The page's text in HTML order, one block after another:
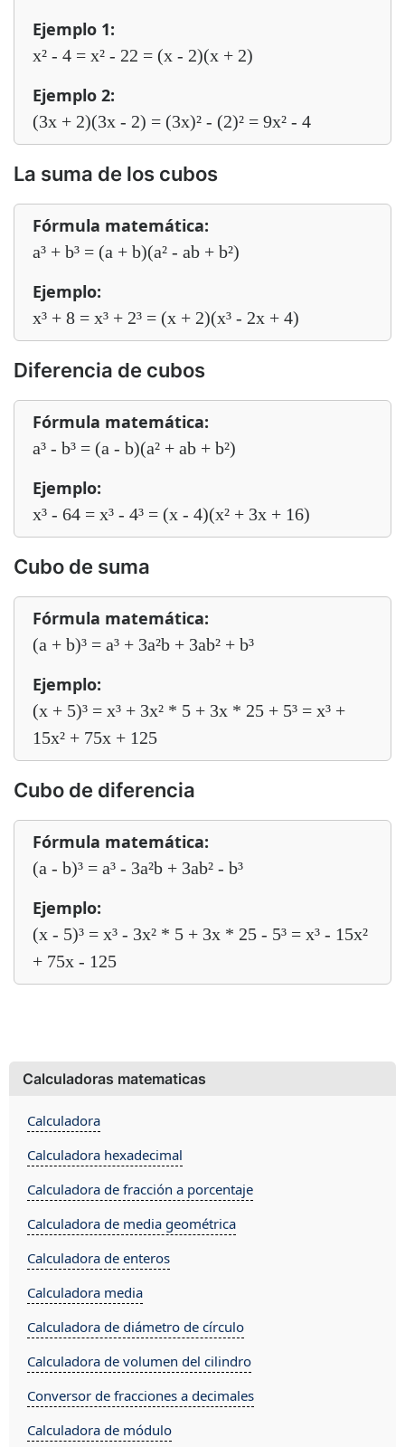
Ejemplo 1:
x² - 4 = x² - 22 = (x - 2)(x + 2)
Ejemplo 2:
(3x + 2)(3x - 2) = (3x)² - (2)² = 9x² - 4
La suma de los cubos
Fórmula matemática:
a³ + b³ = (a + b)(a² - ab + b²)
Ejemplo:
x³ + 8 = x³ + 2³ = (x + 2)(x³ - 2x + 4)
Diferencia de cubos
Fórmula matemática:
a³ - b³ = (a - b)(a² + ab + b²)
Ejemplo:
x³ - 64 = x³ - 4³ = (x - 4)(x² + 3x + 16)
Cubo de suma
Fórmula matemática:
(a + b)³ = a³ + 3a²b + 3ab² + b³
Ejemplo:
(x + 5)³ = x³ + 3x² * 5 + 3x * 25 + 5³ = x³ +
15x² + 75x + 125
Cubo de diferencia
Fórmula matemática:
(a - b)³ = a³ - 3a²b + 3ab² - b³
Ejemplo:
(x - 5)³ = x³ - 3x² * 5 + 3x * 25 - 5³ = x³ - 15x²
+ 75x - 125
Calculadoras matematicas
Calculadora
Calculadora hexadecimal
Calculadora de fracción a porcentaje
Calculadora de media geométrica
Calculadora de enteros
Calculadora media
Calculadora de diámetro de círculo
Calculadora de volumen del cilindro
Conversor de fracciones a decimales
Calculadora de módulo